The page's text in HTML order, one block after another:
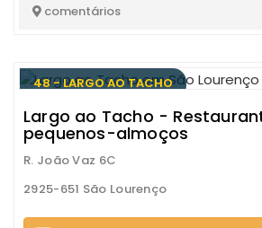
comentários
48 - LARGO AO TACHO
Largo ao Tacho -
pequenos-almoços
R. João Vaz 6C
2925-651 São Lourenço